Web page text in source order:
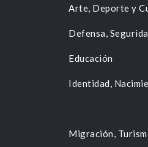
Arte, Deporte y
Defensa,
Educación
Identidad,
Migración,